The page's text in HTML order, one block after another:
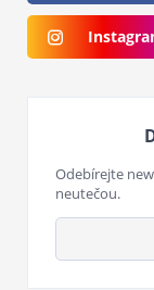
Odebírejte
neutečou.